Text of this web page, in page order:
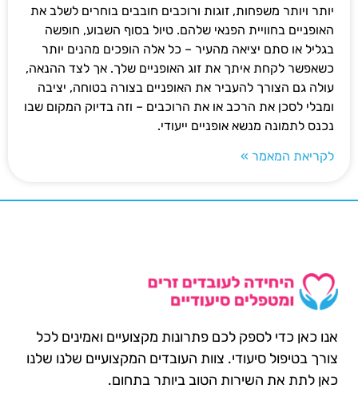
יותר ויותר משפחות, זוגות ורוכבים חובבים בוחרים לשלב את
האופניים בחוויית הפנאי שלהם. טיול בסוף השבוע, חופשה
בגליל או סתם יציאה מהעיר – כל אלה הופכים מהנים יותר
כשאפשר לקחת איתך את זוג האופניים שלך. אך לצד ההנאה,
עולה גם הצורך להעביר את האופניים בצורה בטוחה, יציבה
ומבלי לסכן את הרכב או את הרוכבים – וזה בדיוק המקום שבו
נכנס לתמונה מנשא אופניים ייעודי.
לקריאת המאמר »
אנו כאן כדי לספק לכם פתרונות מקצועיים ואמינים לכל
צורך בטיפול סיעודי. צוות העובדים המקצועיים שלנו שלנו
כאן לתת את השירות הטוב ביותר בתחום.